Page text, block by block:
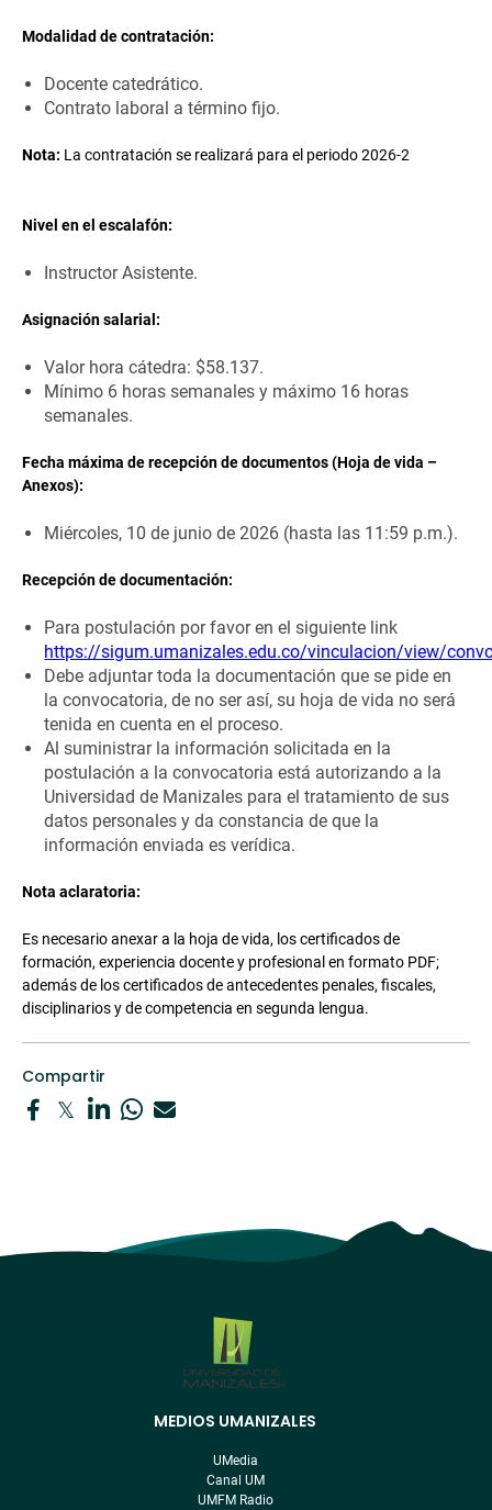
Modalidad de contratación:
Docente catedrático.
Contrato laboral a término fijo.
Nota: La contratación se realizará para el periodo 2026-2
Nivel en el escalafón:
Instructor Asistente.
Asignación salarial:
Valor hora cátedra: $58.137.
Mínimo 6 horas semanales y máximo 16 horas
semanales.
Fecha máxima de recepción de documentos (Hoja de vida –
Anexos):
Miércoles, 10 de junio de 2026 (hasta las 11:59 p.m.).
Recepción de documentación:
Para postulación por favor en el siguiente link
https://sigum.umanizales.edu.co/vinculacion/view/
Debe adjuntar toda la documentación que se pide en
la convocatoria, de no ser así, su hoja de vida no será
tenida en cuenta en el proceso.
Al suministrar la información solicitada en la
postulación a la convocatoria está autorizando a la
Universidad de Manizales para el tratamiento de sus
datos personales y da constancia de que la
información enviada es verídica.
Nota aclaratoria:
Es necesario anexar a la hoja de vida, los certificados de
formación, experiencia docente y profesional en formato PDF;
además de los certificados de antecedentes penales, fiscales,
disciplinarios y de competencia en segunda lengua.
Compartir
MEDIOS UMANIZALES
UMedia
Canal UM
UMFM Radio